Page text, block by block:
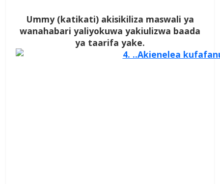
Ummy (katikati) akisikiliza maswali ya
wanahabari yaliyokuwa yakiulizwa baada
ya taarifa yake.